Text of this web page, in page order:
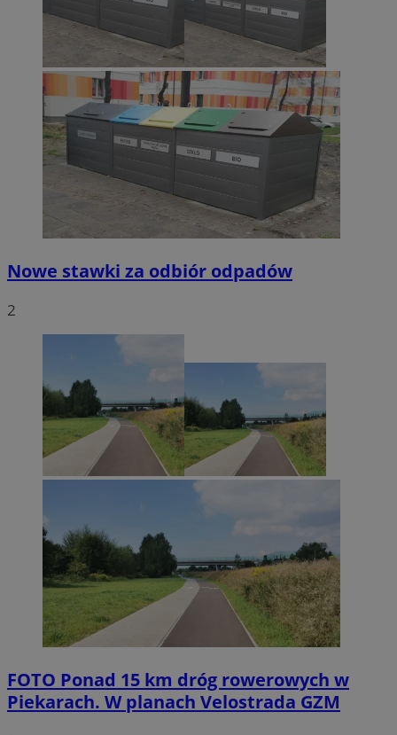
Nowe stawki za odbiór odpadów
2
FOTO Ponad 15 km dróg rowerowych w
Piekarach. W planach Velostrada GZM